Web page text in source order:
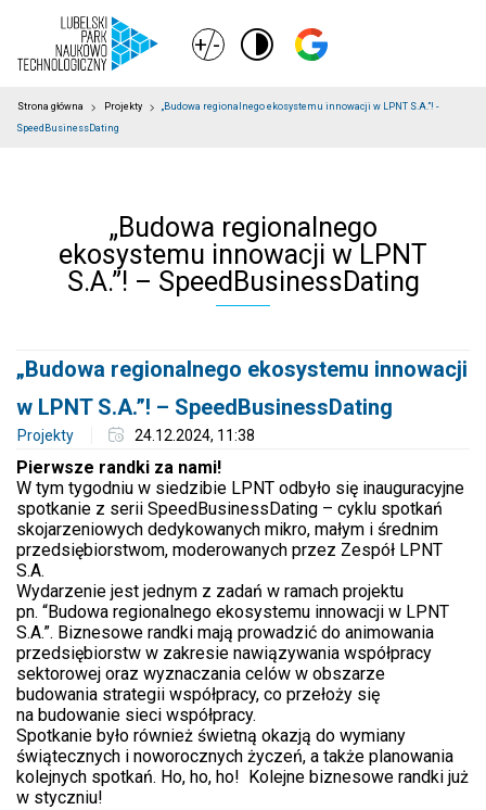
+-
Strona główna Projekty
„Budowa regionalnego ekosystemu innowacji w LPNT S.A.”! -
SpeedBusinessDating
„Budowa regionalnego
ekosystemu innowacji w LPNT
S.A.”! – SpeedBusinessDating
„Budowa regionalnego ekosystemu innowacji
w LPNT S.A.”! – SpeedBusinessDating
Projekty 24.12.2024, 11:38
Pierwsze randki za nami!
W tym tygodniu w siedzibie LPNT odbyło się inauguracyjne
spotkanie z serii SpeedBusinessDating – cyklu spotkań
skojarzeniowych dedykowanych mikro, małym i średnim
przedsiębiorstwom, moderowanych przez Zespół LPNT
S.A.
Wydarzenie jest jednym z zadań w ramach projektu
pn. “Budowa regionalnego ekosystemu innowacji w LPNT
S.A.”. Biznesowe randki mają prowadzić do animowania
przedsiębiorstw w zakresie nawiązywania współpracy
sektorowej oraz wyznaczania celów w obszarze
budowania strategii współpracy, co przełoży się
na budowanie sieci współpracy.
Spotkanie było również świetną okazją do wymiany
świątecznych i noworocznych życzeń, a także planowania
kolejnych spotkań. Ho, ho, ho! Kolejne biznesowe randki już
w styczniu!